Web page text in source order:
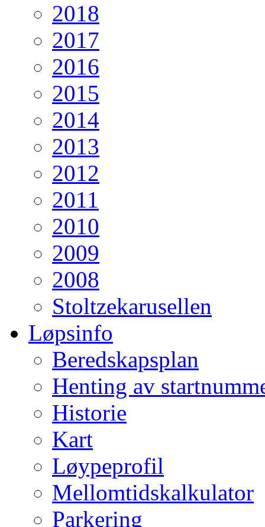
2018
2017
2016
2015
2014
2013
2012
2011
2010
2009
2008
Stoltzekarusellen
Løpsinfo
Beredskapsplan
Henting av
Historie
Kart
Løypeprofil
Mellomtidskalkulator
Parkering